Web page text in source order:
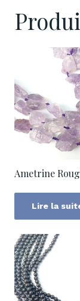
Ametrine
Lire la